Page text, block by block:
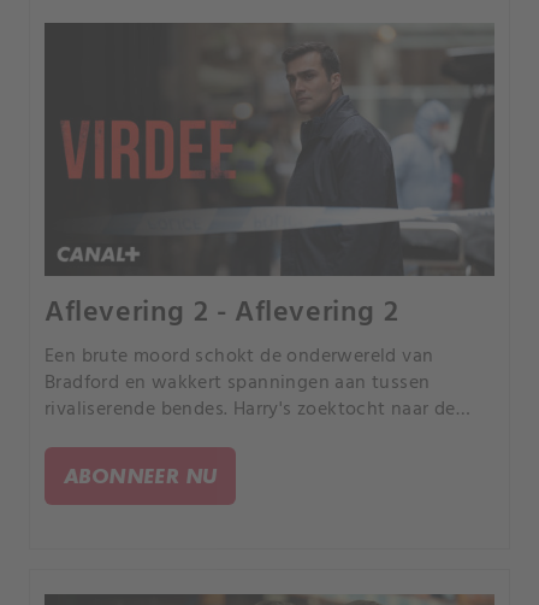
Aflevering 2 - Aflevering 2
Een brute moord schokt de onderwereld van
Bradford en wakkert spanningen aan tussen
rivaliserende bendes. Harry's zoektocht naar de
slachtoffer, waarbij hij details over haar geheime
leven ontdekt.
ABONNEER NU